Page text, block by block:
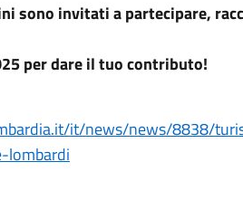
sono invitati a partecipare,
per dare il tuo contributo!
it/news/news/8838/
lombardi